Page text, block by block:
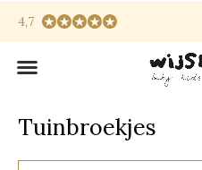
4,7
Tuinbroekjes